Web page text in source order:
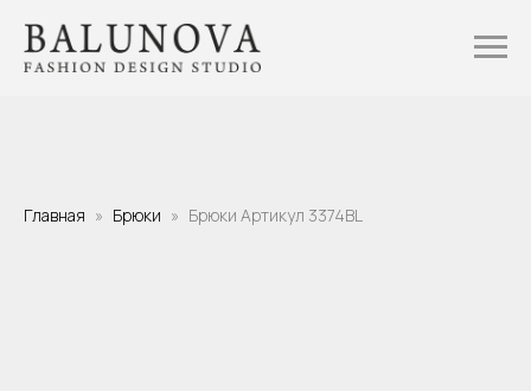
Главная Брюки Брюки Артикул 3374BL